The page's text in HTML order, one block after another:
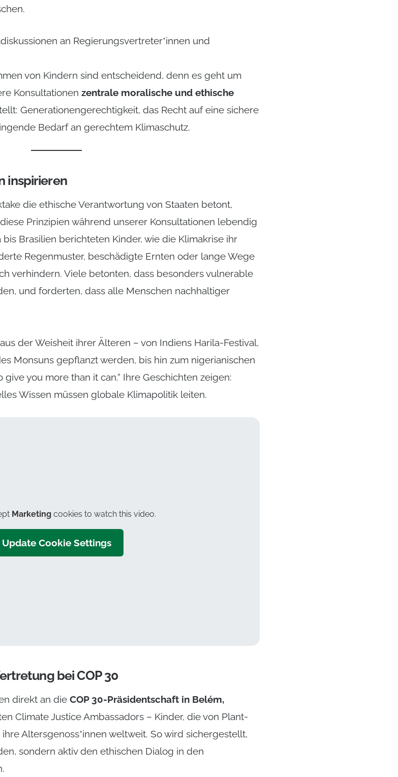
an Regierungsvertreter*innen und
von Kindern sind entscheidend, denn es geht um
Konsultationen zentrale moralische und ethische
Generationengerechtigkeit, das Recht auf eine sichere
Bedarf an gerechtem Klimaschutz.
inspirieren
die ethische Verantwortung von Staaten betont,
Prinzipien während unserer Konsultationen lebendig
Brasilien berichteten Kinder, wie die Klimakrise ihr
Regenmuster, beschädigte Ernten oder lange Wege
verhindern. Viele betonten, dass besonders vulnerable
und forderten, dass alle Menschen nachhaltiger
der Weisheit ihrer Älteren – von Indiens Harila-Festival,
Monsuns gepflanzt werden, bis hin zum nigerianischen
you more than it can.“ Ihre Geschichten zeigen:
Wissen müssen globale Klimapolitik leiten.
Marketing cookies to watch this video.
Update Cookie Settings
bei COP 30
direkt an die COP 30-Präsidentschaft in Belém,
Climate Justice Ambassadors – Kinder, die von Plant-
Altersgenoss*innen weltweit. So wird sichergestellt,
sondern aktiv den ethischen Dialog in den